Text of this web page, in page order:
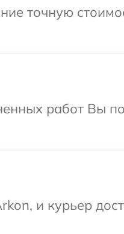
точную
работ Вы
и курьер